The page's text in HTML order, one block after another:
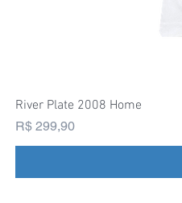
River Plate 2008 Home
Preço
R$ 299,90